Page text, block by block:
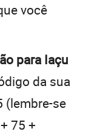
você
para Iaçu
da sua
(lembre-se
75 +